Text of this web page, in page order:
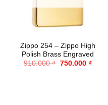
Zippo 254 – Zippo High
Polish Brass Engraved
910.000₫ Giá
750.000 ₫Giá